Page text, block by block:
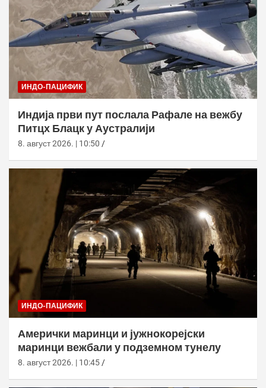
ИНДО-ПАЦИФИК
Индија први пут послала Рафале на вежбу
Питцх Блацк у Аустралији
8. август 2026. | 10:50
ИНДО-ПАЦИФИК
Амерички маринци и јужнокорејски
маринци вежбали у подземном тунелу
8. август 2026. | 10:45